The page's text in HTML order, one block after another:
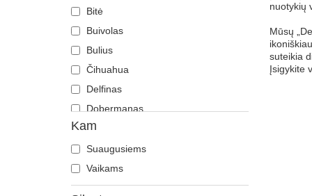
Bitė
Buivolas
Bulius
Čihuahua
Delfinas
Dobermanas
Drakonas
Driežas
Drugelis
Elnias
Kam
Suaugusiems
Vaikams
nuotykių
Mūsų
suteikia
Įsigykite